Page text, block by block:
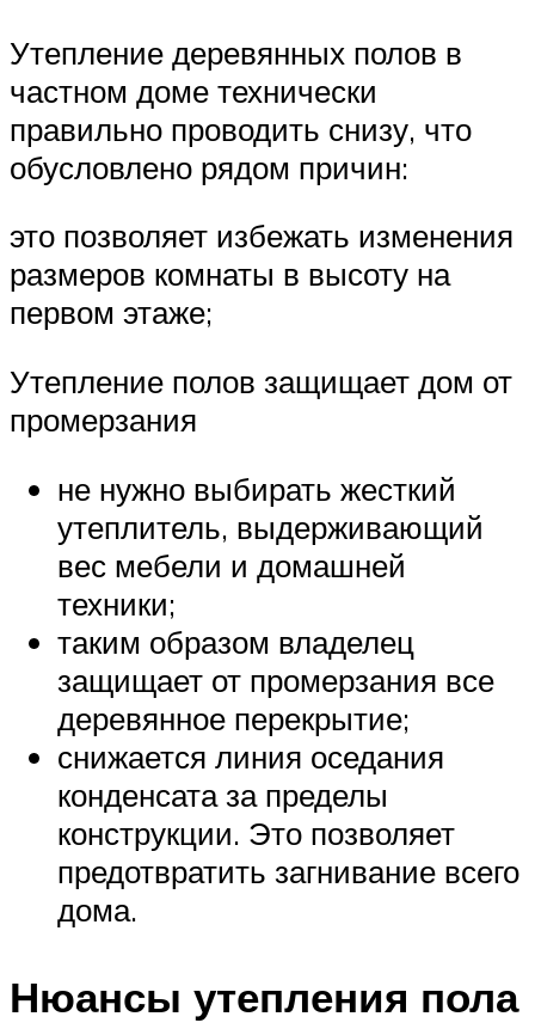
Утепление деревянных полов в
частном доме технически
правильно проводить снизу, что
обусловлено рядом причин:
это позволяет избежать изменения
размеров комнаты в высоту на
первом этаже;
Утепление полов защищает дом от
промерзания
не нужно выбирать жесткий
утеплитель, выдерживающий
вес мебели и домашней
техники;
таким образом владелец
защищает от промерзания все
деревянное перекрытие;
снижается линия оседания
конденсата за пределы
конструкции. Это позволяет
предотвратить загнивание всего
дома.
Нюансы утепления пола